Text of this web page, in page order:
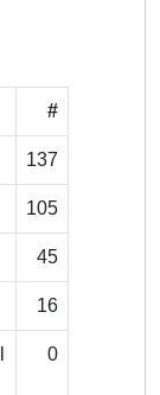
#
137
105
45
16
0